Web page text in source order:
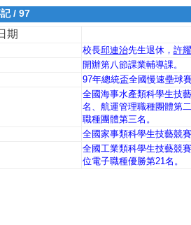
藝競賽榮獲佳績！
校海事水產類技藝競賽榮獲佳績！
意競賽-專題組水產群第一名
動競技大賽佳作
/ 97
期
校長邱連治先生退休， 許
開辦第八節課業輔導課。
97年總統盃全國慢速壘球
全國海事水產類科學生技
名、航運管理職種團體第
職種團體第三名。
全國家事類科學生技藝競
全國工業類科學生技藝競
位電子職種優勝第21名。